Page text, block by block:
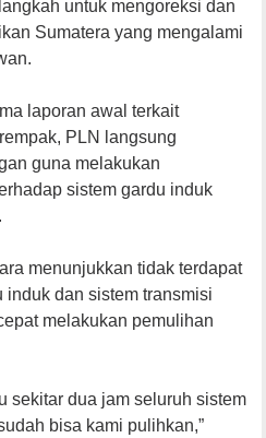
untuk mengoreksi dan
Sumatera yang mengalami
laporan awal terkait
PLN langsung
guna melakukan
sistem gardu induk
menunjukkan tidak terdapat
induk dan sistem transmisi
melakukan pemulihan
sekitar dua jam seluruh sistem
bisa kami pulihkan,”